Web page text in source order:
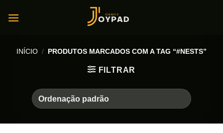
INÍCIO / PRODUTOS MARCADOS COM A TAG “#NESTS”
FILTRAR